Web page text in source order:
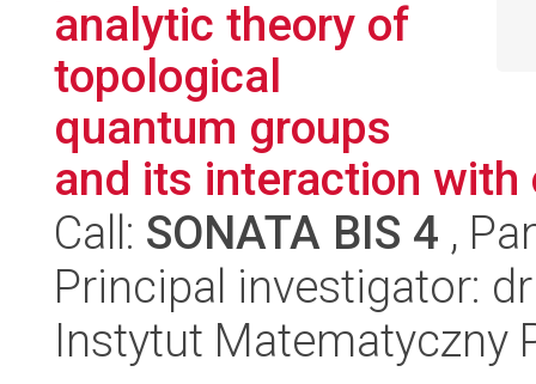
analytic theory of
topological
quantum groups
and its interaction with
Call: SONATA BIS 4 ,
Principal investigator:
Instytut Matematyczny